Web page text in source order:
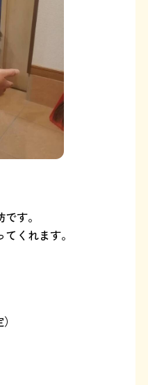
質問
ついて
ト株式会社
す。
くれます。